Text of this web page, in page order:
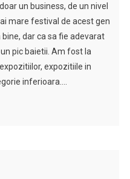
un business, de un nivel
mare festival de acest gen
dar ca sa fie adevarat
pic baietii. Am fost la
expozitiile in
inferioara….